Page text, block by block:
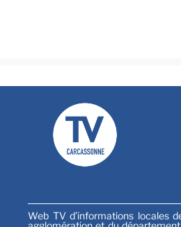
Web TV d’informations locales